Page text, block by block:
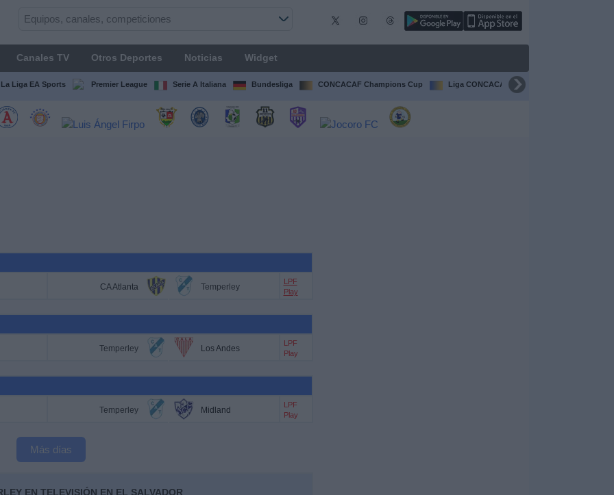
Canales TV Otros Deportes Noticias Widget
La Liga EA Sports Premier League Serie A Italiana Bundesliga CONCACAF Champions Cup Liga CONCACAF
CA Atlanta Temperley
LPF
Play
Temperley Los Andes
LPF
Play
Temperley Midland
LPF
Play
Más días
EN TELEVISIÓN EN EL SALVADOR